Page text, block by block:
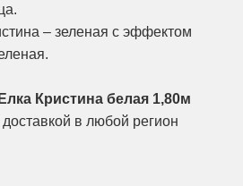
– зеленая с эффектом
Кристина белая 1,80м
доставкой в любой регион